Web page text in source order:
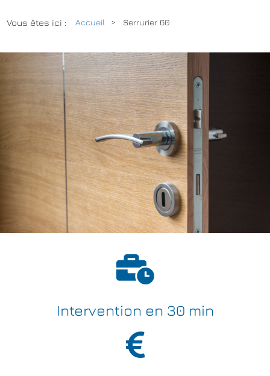
Vous êtes ici : Accueil Serrurier 60
Intervention en 30 min